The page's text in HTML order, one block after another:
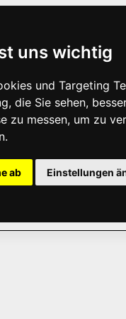
uns wichtig
und Targeting
die Sie sehen,
zu messen, um zu
ab Einstellungen